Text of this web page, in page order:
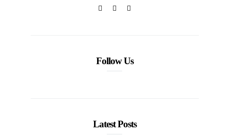
Follow Us
Latest Posts